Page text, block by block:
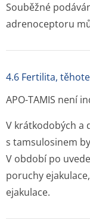
Souběžné
adrenoceptoru
4.6 Fertilita,
APO-TAMIS není
V krátkodobých a
s tamsulosinem
V období po
poruchy
ejakulace.